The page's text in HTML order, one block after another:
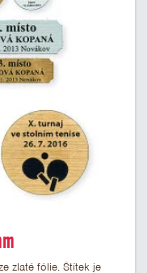
zlaté fólie. Štítek je